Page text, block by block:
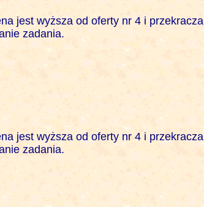
jest wyższa od oferty nr 4 i przekracza
zadania.
jest wyższa od oferty nr 4 i przekracza
zadania.